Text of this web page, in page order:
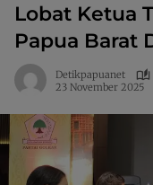
Lobat Ketua
Papua Barat
Detikpapuanet
23 November 2025